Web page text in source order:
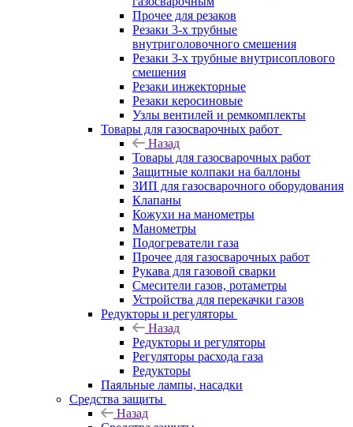
Прочее для резаков
Резаки 3-х трубные
внутриголовочного смешения
Резаки 3-х трубные внутрисоплового
смешения
Резаки инжекторные
Резаки керосиновые
Узлы вентилей и ремкомплекты
Товары для газосварочных работ
Назад
Товары для газосварочных работ
Защитные колпаки на баллоны
ЗИП для газосварочного оборудования
Клапаны
Кожухи на манометры
Манометры
Подогреватели газа
Прочее для газосварочных работ
Рукава для газовой сварки
Смесители газов, ротаметры
Устройства для перекачки газов
Редукторы и регуляторы
Назад
Редукторы и регуляторы
Регуляторы расхода газа
Редукторы
Паяльные лампы, насадки
Средства защиты
Назад